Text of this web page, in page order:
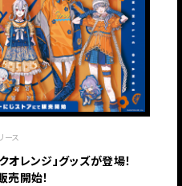
ース
オレンジ」グッズが登場！
開始！